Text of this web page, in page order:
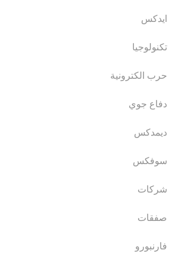
ايدكس
تكنولوجيا
حرب الكترونية
دفاع جوي
ديمدكس
سوفكس
شركات
صفقات
فارنبورو